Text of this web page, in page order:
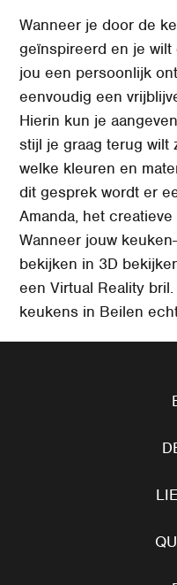
Wanneer je door de
geïnspireerd en je
jou een persoonlijk
eenvoudig een
Hierin kun je
stijl je graag terug wilt
welke kleuren en
dit gesprek wordt er
Amanda, het
Wanneer jouw
bekijken in 3D
een Virtual Reality
keukens in Beilen